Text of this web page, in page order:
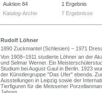
Auktion 84
1 Ergebnis
Katalog-Archiv
7 Ergebnisse
Rudolf Löhner
1890 Zuckmantel (Schlesien) – 1971
Von 1908–1911 studierte Löhner an der
und Selmar Werner. Ein
Studium bei August Gaul in Berlin. 1923
der Künstlergruppe "Das Ufer" ebenda.
Ausstellungen in Leipzig sowie der
Tierfiguren für die Meissener